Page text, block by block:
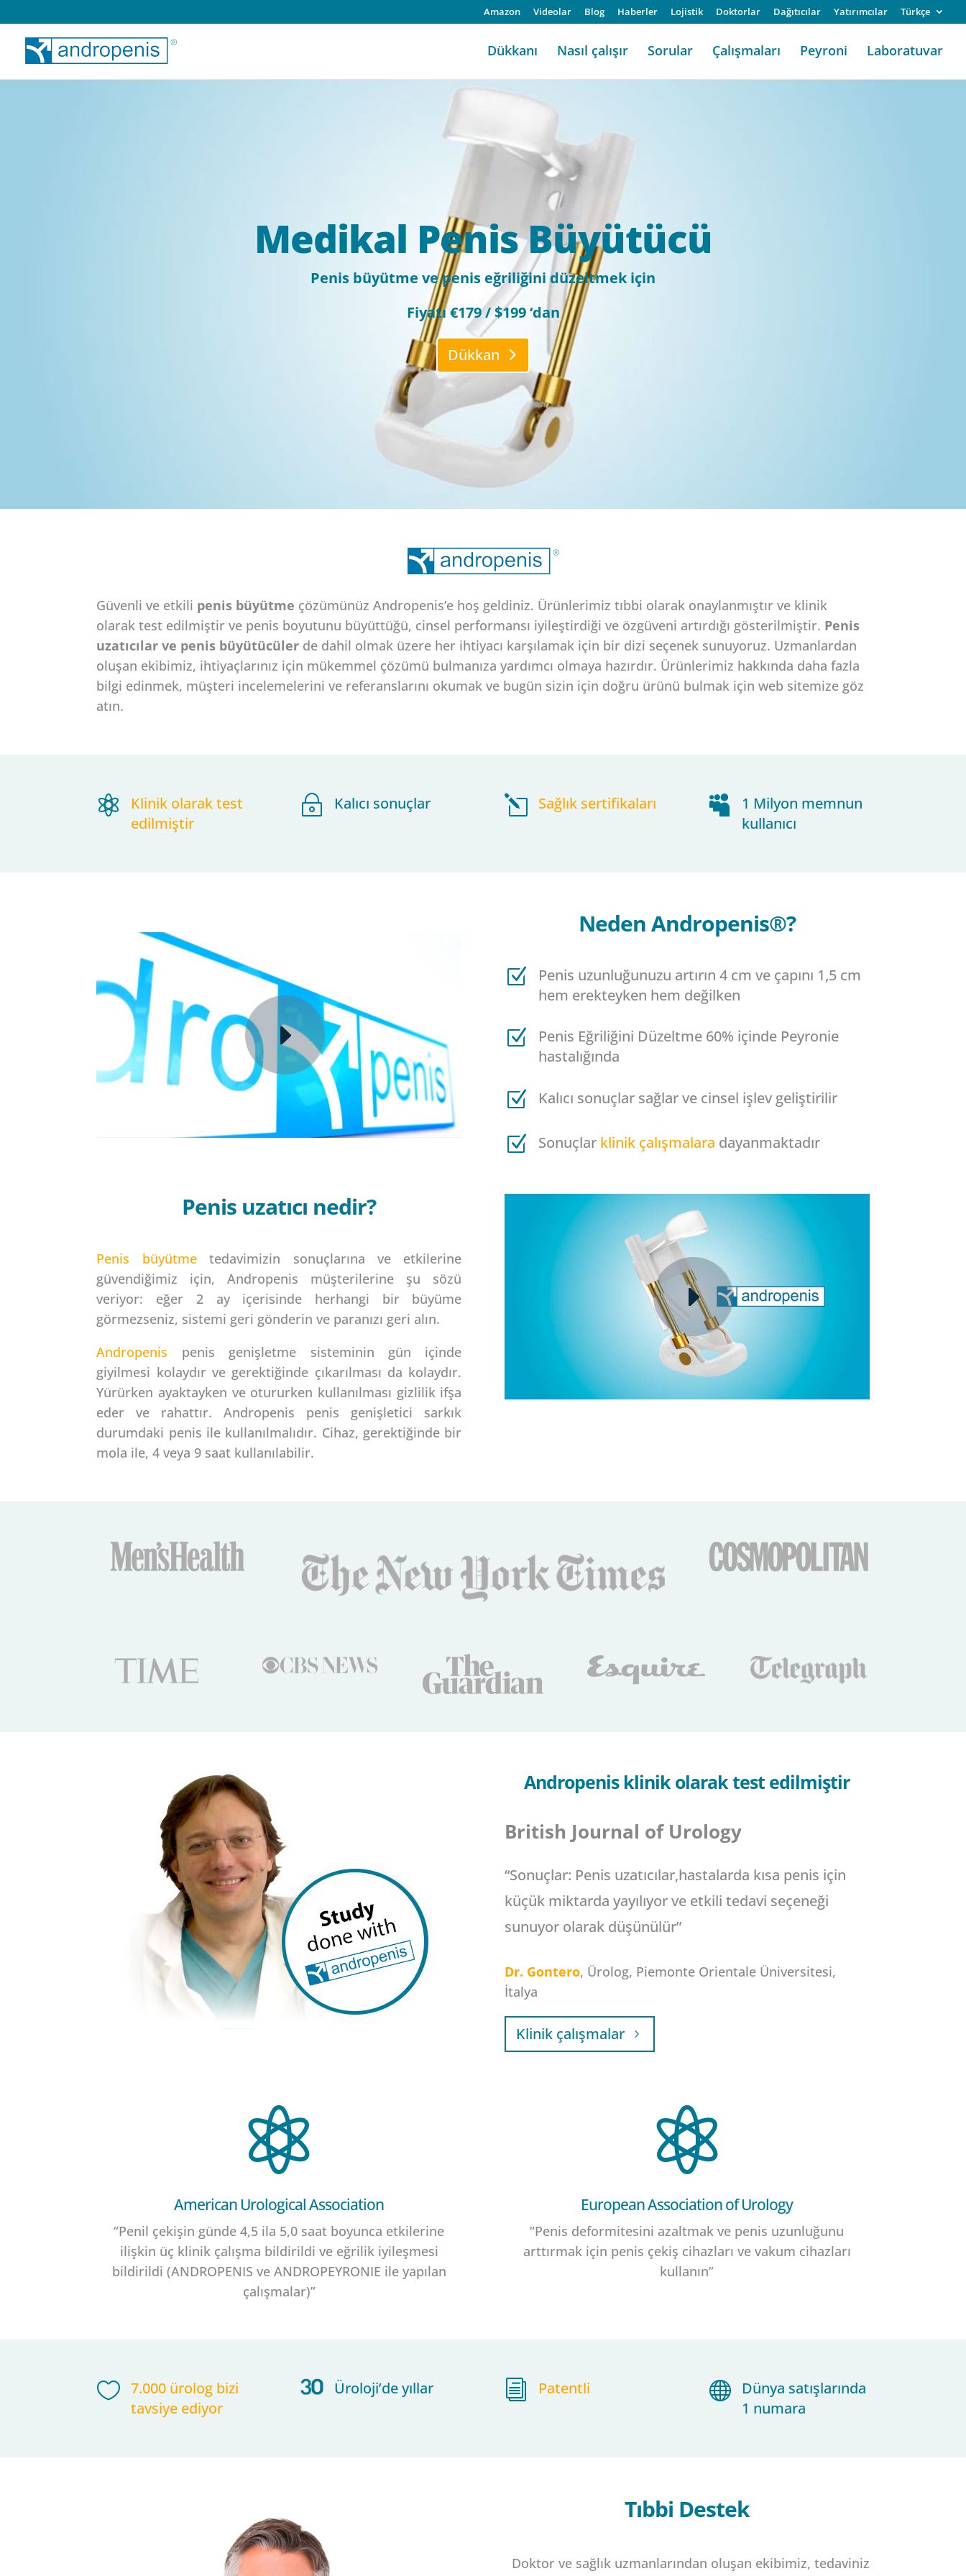
Amazon Videolar Blog Haberler Lojistik Doktorlar Dağıtıcılar Yatırımcılar Türkçe
Dükkanı Nasıl çalışır Sorular Çalışmaları Peyroni Laboratuvar
Medikal Penis Büyütücü
Penis büyütme ve penis eğriliğini düzeltmek için
Fiyatı €179 / $199 ‘dan
Dükkan
Güvenli ve etkili penis büyütme çözümünüz Andropenis’e hoş geldiniz. Ürünlerimiz tıbbi olarak onaylanmıştır ve klinik
olarak test edilmiştir ve penis boyutunu büyüttüğü, cinsel performansı iyileştirdiği ve özgüveni artırdığı gösterilmiştir. Penis
uzatıcılar ve penis büyütücüler de dahil olmak üzere her ihtiyacı karşılamak için bir dizi seçenek sunuyoruz. Uzmanlardan
oluşan ekibimiz, ihtiyaçlarınız için mükemmel çözümü bulmanıza yardımcı olmaya hazırdır. Ürünlerimiz hakkında daha fazla
bilgi edinmek, müşteri incelemelerini ve referanslarını okumak ve bugün sizin için doğru ürünü bulmak için web sitemize göz
atın.

Klinik olarak test
edilmiştir
~ Kalıcı sonuçlar l Sağlık sertifikaları 
1 Milyon memnun
kullanıcı
Neden Andropenis®?
Z
Penis uzunluğunuzu artırın 4 cm ve çapını 1,5 cm
hem erekteyken hem değilken
Z
Penis Eğriliğini Düzeltme 60% içinde Peyronie
hastalığında
Z Kalıcı sonuçlar sağlar ve cinsel işlev geliştirilir
Z Sonuçlar klinik çalışmalara dayanmaktadır
Penis uzatıcı nedir?
Penis büyütmetedavimizin sonuçlarına ve etkilerine
güvendiğimiz için, Andropenis müşterilerine şu sözü
veriyor: eğer 2 ay içerisinde herhangi bir büyüme
görmezseniz, sistemi geri gönderin ve paranızı geri alın.
Andropenis penis genişletme sisteminin gün içinde
giyilmesi kolaydır ve gerektiğinde çıkarılması da kolaydır.
Yürürken ayaktayken ve otururken kullanılması gizlilik ifşa
eder ve rahattır. Andropenis penis genişletici sarkık
durumdaki penis ile kullanılmalıdır. Cihaz, gerektiğinde bir
mola ile, 4 veya 9 saat kullanılabilir.
Andropenis klinik olarak test edilmiştir
British Journal of Urology
“Sonuçlar: Penis uzatıcılar,hastalarda kısa penis için
küçük miktarda yayılıyor ve etkili tedavi seçeneği
sunuyor olarak düşünülür”
Dr. Gontero, Ürolog, Piemonte Orientale Üniversitesi,
İtalya
Klinik çalışmalar

American Urological Association
“Penil çekişin günde 4,5 ila 5,0 saat boyunca etkilerine
ilişkin üç klinik çalışma bildirildi ve eğrilik iyileşmesi
bildirildi (ANDROPENIS ve ANDROPEYRONIE ile yapılan
çalışmalar)”

European Association of Urology
“Penis deformitesini azaltmak ve penis uzunluğunu
arttırmak için penis çekiş cihazları ve vakum cihazları
kullanın”
 7.000 ürolog bizi
tavsiye ediyor
Üroloji’de yıllar i Patentli 
Dünya satışlarında
1 numara
Tıbbi Destek
Doktor ve sağlık uzmanlarından oluşan ekibimiz, tedaviniz